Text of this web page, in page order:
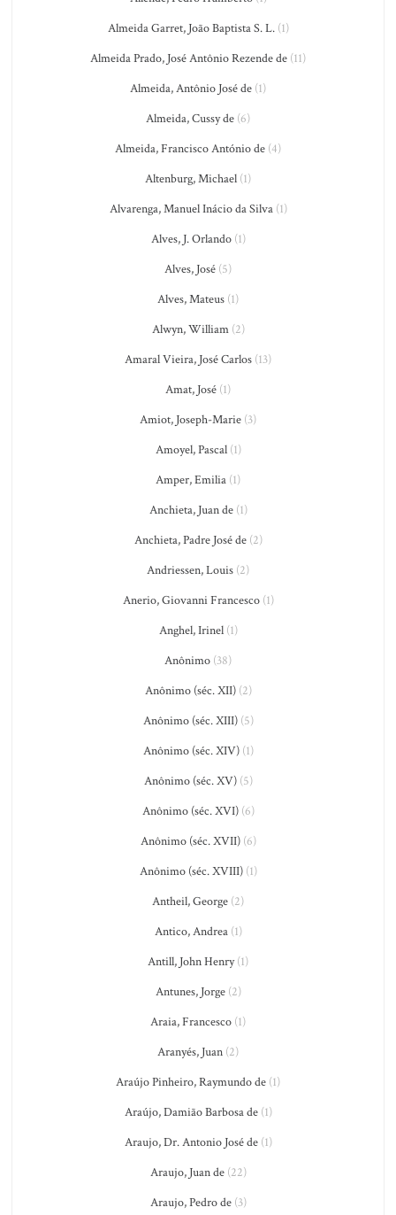
Almeida Garret, João Baptista S. L.(1)
Almeida Prado, José Antônio Rezende de (11)
Almeida, Antônio José de (1)
Almeida, Cussy de (6)
Almeida, Francisco António de (4)
Altenburg, Michael (1)
Alvarenga, Manuel Inácio da Silva(1)
Alves, J. Orlando(1)
Alves, José (5)
Alves, Mateus (1)
Alwyn, William(2)
Amaral Vieira, José Carlos (13)
Amat, José (1)
Amiot, Joseph-Marie (3)
Amoyel, Pascal(1)
Amper, Emilia (1)
Anchieta, Juan de(1)
Anchieta, Padre José de(2)
Andriessen, Louis (2)
Anerio, Giovanni Francesco(1)
Anghel, Irinel(1)
Anônimo (38)
Anônimo (séc. XII)(2)
Anônimo (séc. XIII)(5)
Anônimo (séc. XIV)(1)
Anônimo (séc. XV)(5)
Anônimo (séc. XVI)(6)
Anônimo (séc. XVII)(6)
Anônimo (séc. XVIII)(1)
Antheil, George (2)
Antico, Andrea(1)
Antill, John Henry(1)
Antunes, Jorge(2)
Araia, Francesco (1)
Aranyés, Juan (2)
Araújo Pinheiro, Raymundo de (1)
Araújo, Damião Barbosa de(1)
Araujo, Dr. Antonio José de(1)
Araujo, Juan de(22)
Araujo, Pedro de(3)